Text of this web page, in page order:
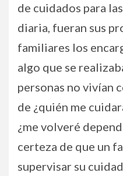
de cuidados para
diaria, fueran sus
familiares los
algo que se
personas no vivían
de ¿quién me
¿me volveré
certeza de que un
supervisar su